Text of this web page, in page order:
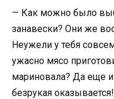
— Как можно было
занавески? Они же
Неужели у тебя
ужасно мясо
мариновала? Да еще
безрукая